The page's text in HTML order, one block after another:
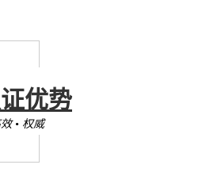
优势
• 权威